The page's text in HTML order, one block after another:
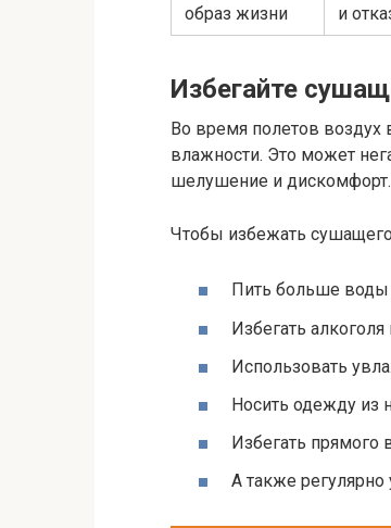
образ жизни
и
Избегайте
Во время полетов воздух
влажности. Это может
шелушение и дискомфорт.
Чтобы избежать
Пить больше воды
Избегать
Использовать
Носить одежду из
Избегать прямого
А также